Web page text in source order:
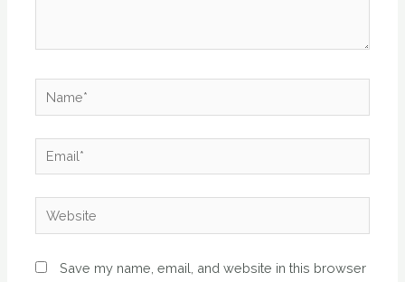
Name*
Email*
Website
Save my name, email, and website in this browser